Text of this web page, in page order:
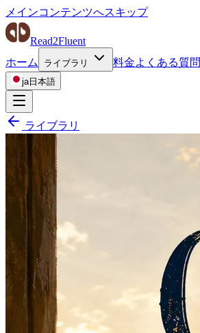
メインコンテンツへスキップ
Read2Fluent
ホーム
ライブラリ 料金よくある質問
ja日本語
ライブラリ